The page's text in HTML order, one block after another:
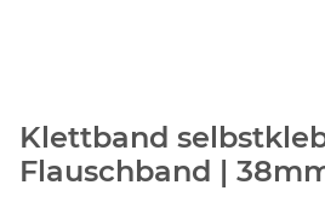
Klettband
Flauschband |